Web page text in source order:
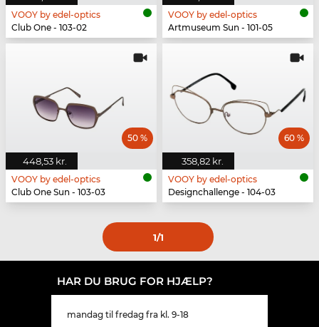
VOOY by edel-optics
Club One - 103-02
VOOY by edel-optics
Artmuseum Sun - 101-05
448,53 kr.
50 %
VOOY by edel-optics
Club One Sun - 103-03
358,82 kr.
60 %
VOOY by edel-optics
Designchallenge - 104-03
1/1
HAR DU BRUG FOR HJÆLP?
mandag til fredag fra kl. 9-18